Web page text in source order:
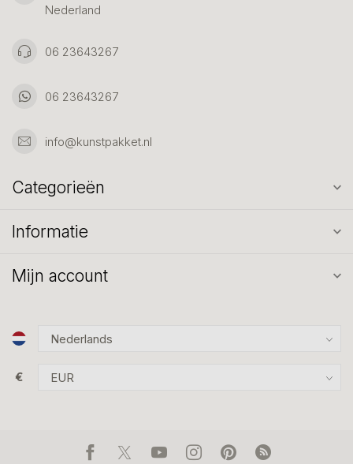
Nederland
06 23643267
06 23643267
info@kunstpakket.nl
Categorieën
Informatie
Mijn account
€